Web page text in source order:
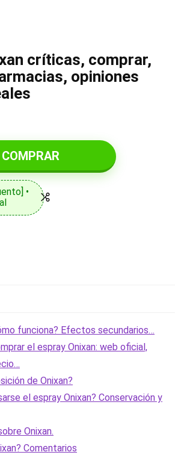
críticas, comprar,
opiniones
COMPRAR
•
funciona? Efectos secundarios…
el espray Onixan: web oficial,
de Onixan?
el espray Onixan? Conservación y
Onixan.
Comentarios